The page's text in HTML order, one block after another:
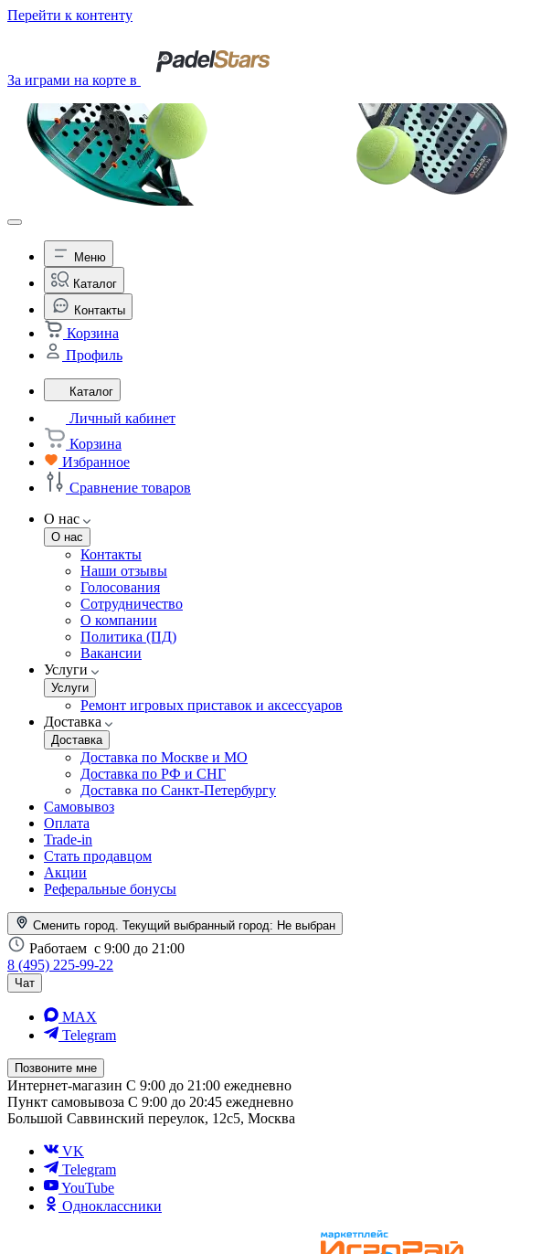
Перейти к контенту
За играми на корте в
Меню
Каталог
Контакты
Корзина
Профиль
Каталог
Личный кабинет
Корзина
Избранное
Сравнение товаров
О нас
О нас
Контакты
Наши отзывы
Голосования
Сотрудничество
О компании
Политика (ПД)
Вакансии
Услуги
Услуги
Ремонт игровых приставок и аксессуаров
Доставка
Доставка
Доставка по Москве и МО
Доставка по РФ и СНГ
Доставка по Санкт-Петербургу
Самовывоз
Оплата
Trade-in
Стать продавцом
Акции
Реферальные бонусы
Сменить город. Текущий выбранный город: Не выбран
Работаем с 9:00 до 21:00
8 (495) 225-99-22
Чат
MAX
Telegram
Позвоните мне
Интернет-магазин С 9:00 до 21:00 ежедневно
Пункт самовывоза С 9:00 до 20:45 ежедневно
Большой Саввинский переулок, 12с5, Москва
VK
Telegram
YouTube
Одноклассники